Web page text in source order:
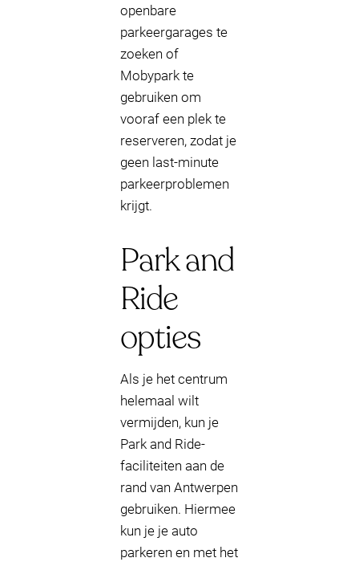
openbare
parkeergarages te
zoeken of
Mobypark te
gebruiken om
vooraf een plek te
reserveren, zodat je
geen last-minute
parkeerproblemen
krijgt.
Park and
Ride
opties
Als je het centrum
helemaal wilt
vermijden, kun je
Park and Ride-
faciliteiten aan de
rand van Antwerpen
gebruiken. Hiermee
kun je je auto
parkeren en met het